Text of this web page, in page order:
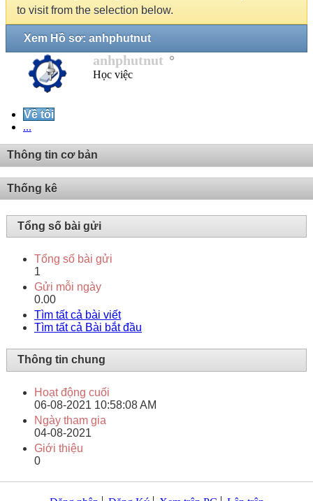
to visit from the selection below.
Xem Hồ sơ: anhphutnut
anhphutnut
Học việc
Về tôi
...
Thông tin cơ bản
Thống kê
Tổng số bài gửi
Tổng số bài gửi
1
Gửi mỗi ngày
0.00
Tìm tất cả bài viết
Tìm tất cả Bài bắt đầu
Thông tin chung
Hoạt động cuối
06-08-2021 10:58:08 AM
Ngày tham gia
04-08-2021
Giới thiệu
0